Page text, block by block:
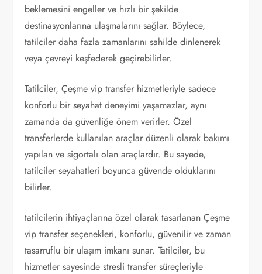
beklemesini engeller ve hızlı bir şekilde
destinasyonlarına ulaşmalarını sağlar. Böylece,
tatilciler daha fazla zamanlarını sahilde dinlenerek
veya çevreyi keşfederek geçirebilirler.
Tatilciler, Çeşme vip transfer hizmetleriyle sadece
konforlu bir seyahat deneyimi yaşamazlar, aynı
zamanda da güvenliğe önem verirler. Özel
transferlerde kullanılan araçlar düzenli olarak bakımı
yapılan ve sigortalı olan araçlardır. Bu sayede,
tatilciler seyahatleri boyunca güvende olduklarını
bilirler.
tatilcilerin ihtiyaçlarına özel olarak tasarlanan Çeşme
vip transfer seçenekleri, konforlu, güvenilir ve zaman
tasarruflu bir ulaşım imkanı sunar. Tatilciler, bu
hizmetler sayesinde stresli transfer süreçleriyle